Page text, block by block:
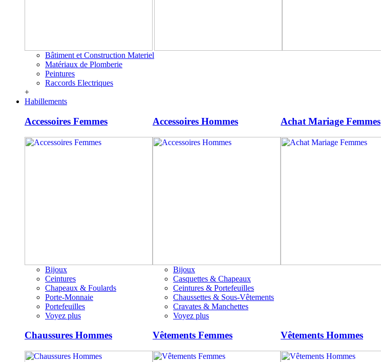
Bâtiment et Construction Materiel
Matériaux de Plomberie
Peintures
Raccords Electriques
+
Habillements
Accessoires Femmes
Bijoux
Ceintures
Chapeaux & Foulards
Porte-Monnaie
Portefeuilles
Voyez plus
Accessoires Hommes
Bijoux
Casquettes & Chapeaux
Ceintures & Portefeuilles
Chaussettes & Sous-Vêtements
Cravates & Manchettes
Voyez plus
Achat Mariage Femmes
Chaussures Hommes Vêtements Femmes Vêtements Hommes